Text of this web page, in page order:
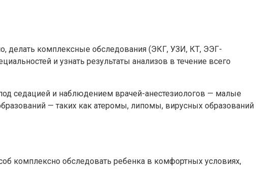
делать комплексные обследования (ЭКГ, УЗИ, КТ, ЭЭГ-
и узнать результаты анализов в течение всего
седацией и наблюдением врачей-анестезиологов — малые
— таких как атеромы, липомы, вирусных образований
комплексно обследовать ребенка в комфортных условиях,